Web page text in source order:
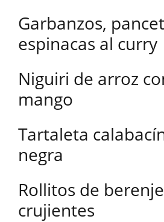
Garbanzos,
espinacas al curry
Niguiri de arroz
mango
Tartaleta
negra
Rollitos de
crujientes